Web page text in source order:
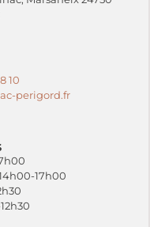
10
perigord.fr
17h00